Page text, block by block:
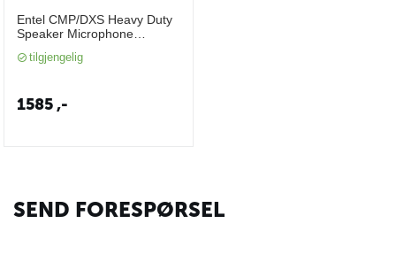
Entel CMP/DXS Heavy Duty
Speaker Microphone
tilgjengelig
1585,-
SEND FORESPØRSEL